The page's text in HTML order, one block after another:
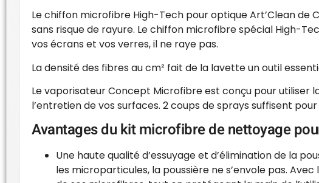
Le chiffon microfibre High-Tech pour optique Art’Clean
sans risque de rayure. Le chiffon microfibre spécial High-
vos écrans et vos verres, il ne raye pas.
La densité des fibres au cm² fait de la lavette un outil
Le vaporisateur Concept Microfibre est conçu pour utiliser
l’entretien de vos surfaces. 2 coups de sprays suffisent
Avantages du kit microfibre de nettoyage
Une haute qualité d’essuyage et d’élimination de la
les microparticules, la poussière ne s’envole pas.